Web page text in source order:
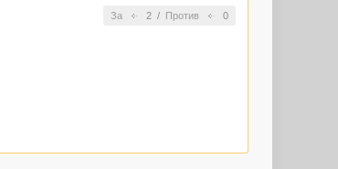
За 2/ Против 0